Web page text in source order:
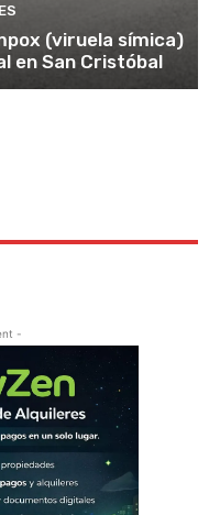
(viruela símica)
en San Cristóbal
-